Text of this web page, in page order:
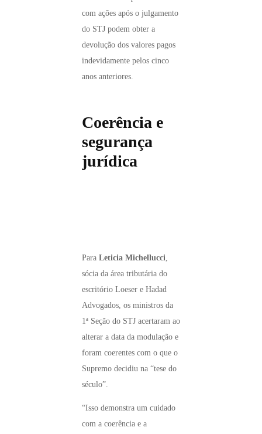
com ações após o julgamento
do STJ podem obter a
devolução dos valores pagos
indevidamente pelos cinco
anos anteriores.
Coerência e
segurança
jurídica
Para Leticia Michellucci
sócia da área tributária do
escritório Loeser e Hadad
Advogados, os ministros da
1ª Seção do STJ acertaram ao
alterar a data da modulação e
foram coerentes com o que o
Supremo decidiu na “tese do
século”.
“Isso demonstra um cuidado
com a coerência e a